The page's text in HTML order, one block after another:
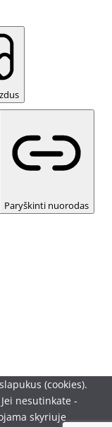
Paryškinti nuorodas
(cookies).
nesutinkate -
skyriuje